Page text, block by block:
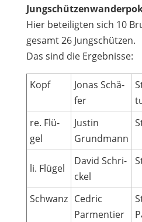
Hier betei­lig­ten sich 10
ge­samt 26 Jungschützen.
Das sind die Ergebnisse:
Kopf
Jonas Schä­
fer
re. Flü­
gel
Jus­tin
Grundmann
li. Flü­gel
David Schri­
ckel
Schwanz Ced­ric
Parmentier